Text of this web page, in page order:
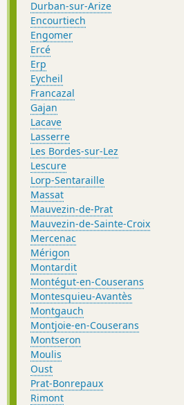
Durban-sur-Arize
Encourtiech
Engomer
Ercé
Erp
Eycheil
Francazal
Gajan
Lacave
Lasserre
Les Bordes-sur-Lez
Lescure
Lorp-Sentaraille
Massat
Mauvezin-de-Prat
Mauvezin-de-Sainte-Croix
Mercenac
Mérigon
Montardit
Montégut-en-Couserans
Montesquieu-Avantès
Montgauch
Montjoie-en-Couserans
Montseron
Moulis
Oust
Prat-Bonrepaux
Rimont